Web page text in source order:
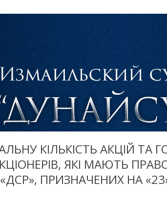
КІЛЬКІСТЬ АКЦІЙ
ЯКІ МАЮТЬ
«ДСР», ПРИЗНАЧЕНИХ НА